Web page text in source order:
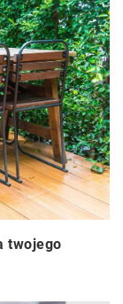
twojego